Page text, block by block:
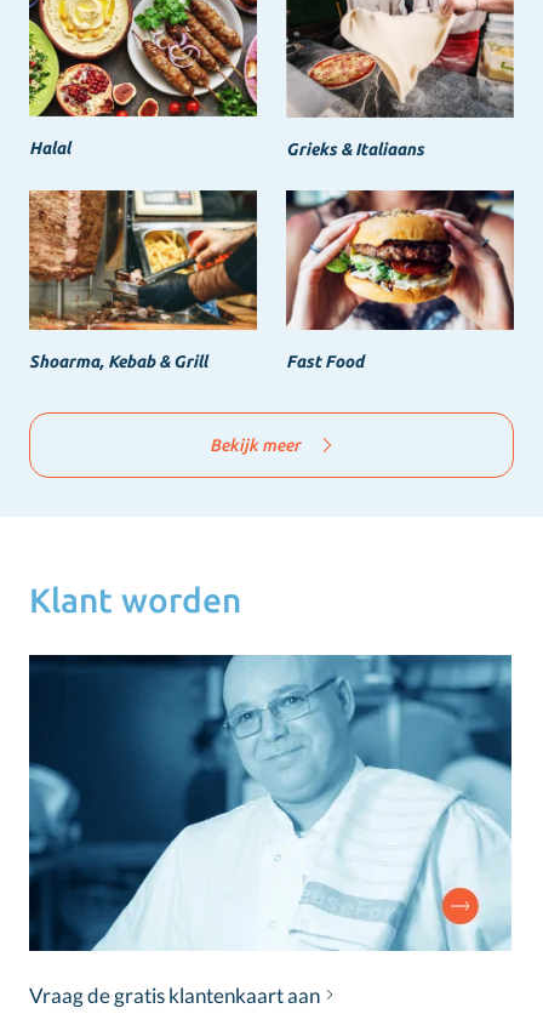
Halal Grieks & Italiaans
Shoarma, Kebab & Grill Fast Food
Bekijk meer
Klant worden
Vraag de gratis klantenkaart aan